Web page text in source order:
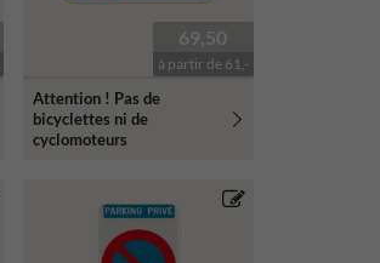
69,50
à partir de 61,-
Attention ! Pas de
bicyclettes ni de
cyclomoteurs